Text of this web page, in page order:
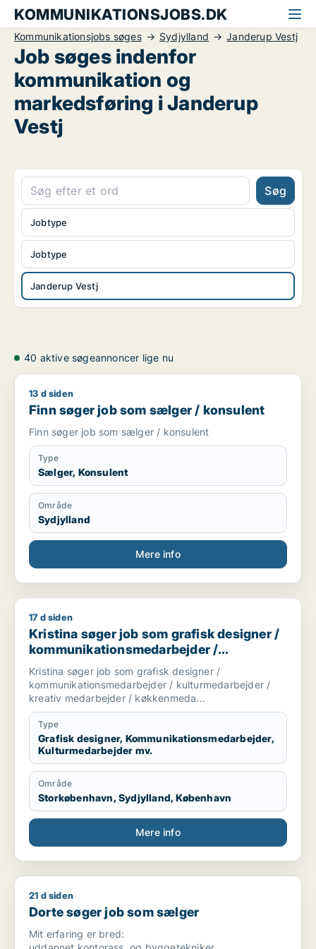
KOMMUNIKATIONSJOBS.DK
Kommunikationsjobs søges Sydjylland Janderup Vestj
Job søges indenfor
kommunikation og
markedsføring i Janderup
Vestj
Søg
Jobtype
Janderup Vestj
Jobtype
40 aktive søgeannoncer lige nu
Finn søger job som sælger / konsulent
13 d siden
Finn søger job som sælger / konsulent
Finn søger job som sælger / konsulent
Type
Sælger, Konsulent
Område
Sydjylland
Mere info
Kristina søger job som grafisk designer /
17 d siden
Kristina søger job som grafisk designer /
kommunikationsmedarbejder /
kulturmedarbejder / kreativ medarbejder /
køkkenmedarbejder
Kristina søger job som grafisk designer /
kommunikationsmedarbejder / kulturmedarbejder /
kreativ medarbejder / køkkenmeda...
Type
Grafisk designer, Kommunikationsmedarbejder,
Kulturmedarbejder mv.
Område
Storkøbenhavn, Sydjylland, København
Mere info
Dorte søger job som sælger
21 d siden
Dorte søger job som sælger
Mit erfaring er bred: